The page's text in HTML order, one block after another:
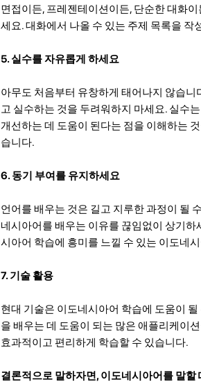
면접이든, 프레젠테이션이든, 단순한 대화
세요. 대화에서 나올 수 있는 주제 목록을 작
5. 실수를 자유롭게 하세요
아무도 처음부터 유창하게 태어나지 않습
고 실수하는 것을 두려워하지 마세요. 실수
개선하는 데 도움이 된다는 점을 이해하는
습니다.
6. 동기 부여를 유지하세요
언어를 배우는 것은 길고 지루한 과정이 될
네시아어를 배우는 이유를 끊임없이 상기
시아어 학습에 흥미를 느낄 수 있는 이도네
7. 기술 활용
현대 기술은 이도네시아어 학습에 도움이
을 배우는 데 도움이 되는 많은 애플리케이
효과적이고 편리하게 학습할 수 있습니다.
결론적으로 말하자면, 이도네시아어를 말